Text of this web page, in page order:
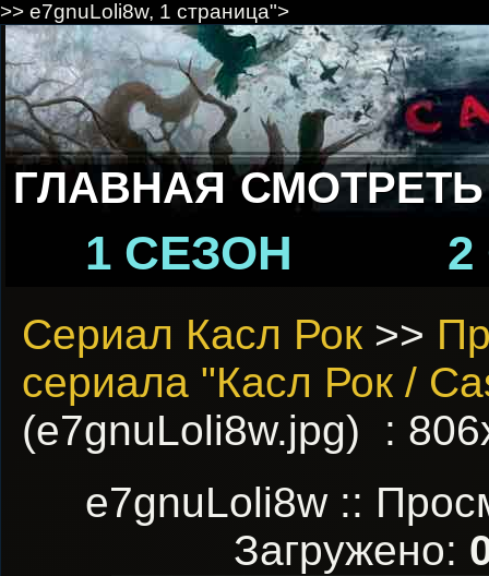
>> e7gnuLoli8w, 1 страница">
ГЛАВНАЯ
1 СЕЗОН
Сериал Касл Рок >>
сериала "Касл Рок /
(e7gnuLoli8w.jpg) :
e7gnuLoli8w ::
Загружено: